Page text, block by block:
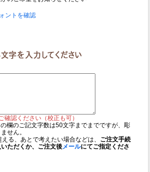
ントを確認
確認ください（校正も可）
欄のご記文字数は50文字までまでですが、彫
せん。
る、あとで考えたい場合などは、 ご注文手続
ただくか、ご注文後 メールにてご指定くださ